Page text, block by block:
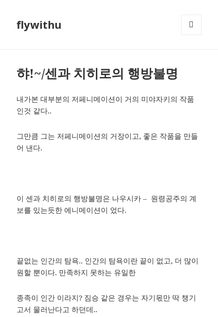
flywithu
햐!~/센과 치히로의 행방불명
내가본 대부분의 저페니메이션이 거의 미야자키의 작품
인것 같다..
그만큼 그는 저페니메이션의 거장이고, 좋은 작품을 만들
어 낸다.
이 센과 치히로의 행방불명은 나우시카 – 원령공주의 계
보를 있는듯한 에니메이션이 었다.
끝없는 인간의 탐욕.. 인간의 탐욕이란 끝이 없고, 더 많이
원할 뿐이다. 만족하지 못하는 유일한
종족이 인간 이라지? 짐승 같은 경우는 자기몫만 딱 챙기
고서 물러난다고 하던데..